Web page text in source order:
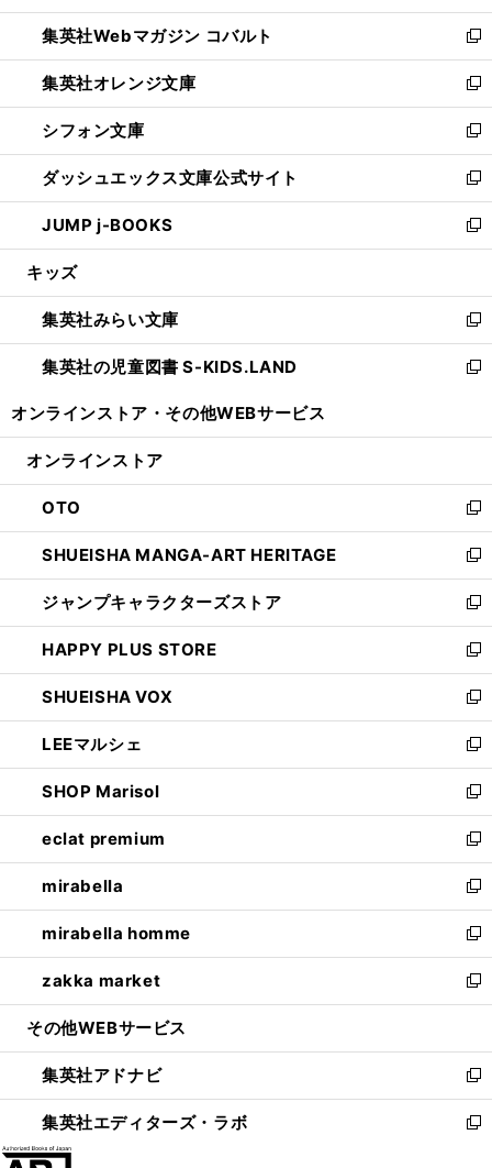
開
く
ウ
で
開
く
ン
ド
ウ
で
開
く
ウ
ィ
ン
ド
ウ
で
開
く
集英社Webマガジン コバルト
新
し
い
ウ
ィ
ン
ド
ウ
で
開
集英社オレンジ文庫
新
し
い
ウ
ィ
ン
ド
ウ
開
く
シフォン文庫
新
し
い
ウ
ィ
ン
ウ
で
開
く
ダッシュエックス文庫公式サイト
新
し
い
ウ
ン
ド
ウ
で
JUMP j-BOOKS
新
し
ウ
ィ
ン
ド
開
キッズ
集英社みらい文庫
新
し
い
ン
ウ
で
開
く
集英社の児童図書 S-KIDS.LAND
新
ウ
ン
ド
ウ
で
開
く
オンラインストア・ その他WEBサービス
オンラインストア
OTO
新
し
い
ウ
ィ
ン
ド
ウ
で
開
く
SHUEISHA MANGA-ART HERITAGE
新
し
い
ウ
ィ
ン
ド
ウ
で
開
く
ジャンプキャラクターズストア
新
し
い
ウ
ィ
ン
ド
ウ
で
開
く
HAPPY PLUS STORE
新
し
い
ウ
ィ
ン
ド
ウ
で
開
く
SHUEISHA VOX
新
し
い
ウ
ィ
ン
ド
ウ
で
開
く
LEEマルシェ
新
し
い
ウ
ィ
ン
ド
ウ
で
開
く
SHOP Marisol
新
し
い
ウ
ィ
ン
ド
ウ
で
開
eclat premium
新
し
い
ウ
ィ
ン
ド
ウ
開
く
mirabella
新
し
い
ウ
ィ
ン
ウ
で
開
く
mirabella homme
新
し
い
ウ
ン
ド
ウ
で
zakka market
新
し
ウ
ィ
ン
ド
その他WEBサービス
集英社アドナビ
新
し
い
集英社エディターズ・ラボ
新